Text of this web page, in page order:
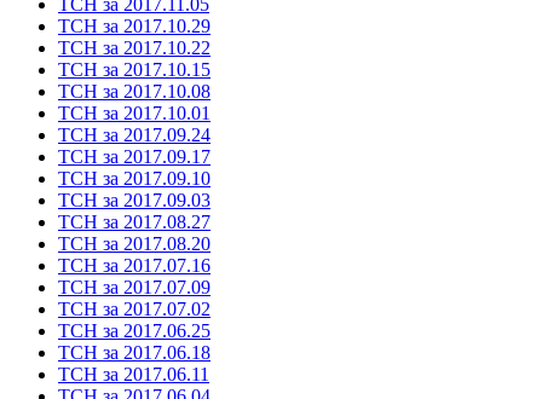
ТСН за 2017.10.29
ТСН за 2017.10.22
ТСН за 2017.10.15
ТСН за 2017.10.08
ТСН за 2017.10.01
ТСН за 2017.09.24
ТСН за 2017.09.17
ТСН за 2017.09.10
ТСН за 2017.09.03
ТСН за 2017.08.27
ТСН за 2017.08.20
ТСН за 2017.07.16
ТСН за 2017.07.09
ТСН за 2017.07.02
ТСН за 2017.06.25
ТСН за 2017.06.18
ТСН за 2017.06.11